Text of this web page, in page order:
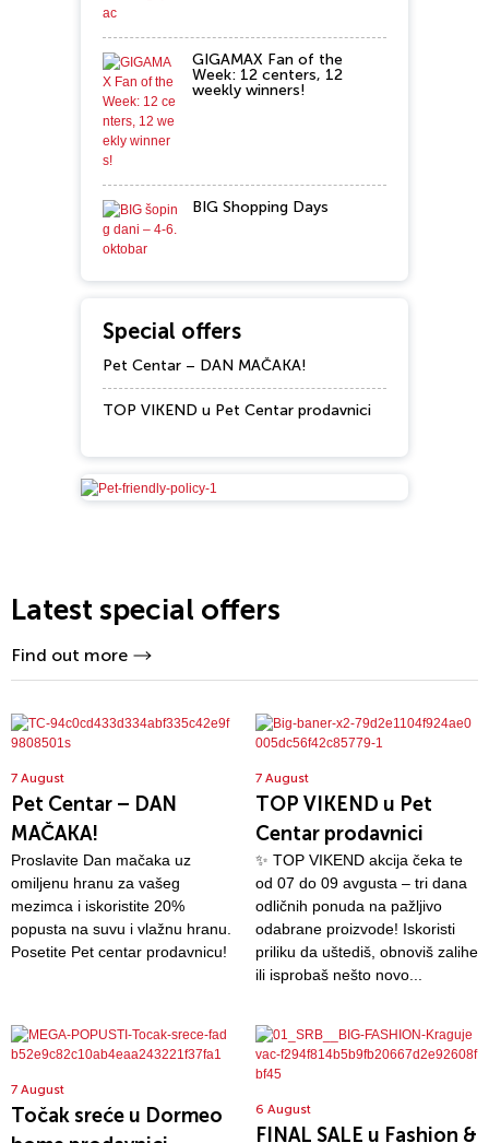
GIGAMAX Fan of the
Week: 12 centers, 12
weekly winners!
BIG Shopping Days
Special offers
Pet Centar – DAN MAČAKA!
TOP VIKEND u Pet Centar prodavnici
Latest special offers
Find out more
7 August
Pet Centar – DAN
MAČAKA!
Proslavite Dan mačaka uz
omiljenu hranu za vašeg
mezimca i iskoristite 20%
popusta na suvu i vlažnu hranu.
Posetite Pet centar prodavnicu!
7 August
TOP VIKEND u Pet
Centar prodavnici
✨ TOP VIKEND akcija čeka te
od 07 do 09 avgusta – tri dana
odličnih ponuda na pažljivo
odabrane proizvode! Iskoristi
priliku da uštediš, obnoviš zalihe
ili isprobaš nešto novo...
7 August
Točak sreće u Dormeo
6 August
FINAL SALE u Fashion &